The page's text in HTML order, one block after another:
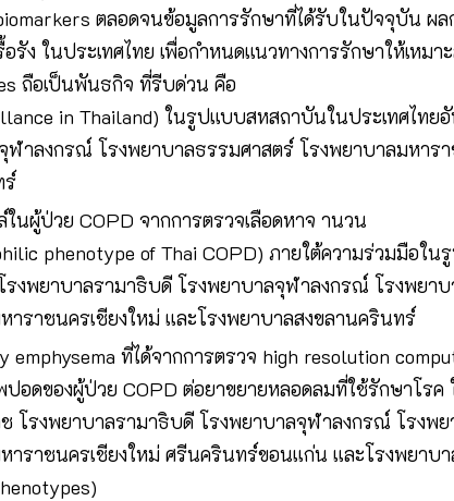
ตลอดจนข้อมูลการรักษาที่ได้รับในปัจจุบัน ผล
รัง ในประเทศไทย เพื่อกำหนดแนวทางการรักษาให้เหม
ถือเป็นพันธกิจ ที่รีบด่วน คือ
in Thailand) ในรูปแบบสหสถาบันในประเทศไทย
าลงกรณ์ โรงพยาบาลธรรมศาสตร์ โรงพยาบาลมหารา
ร์
ผู้ป่วย COPD จากการตรวจเลือดหาจ านวน
phenotype of Thai COPD) ภายใต้ความร่วมมือใ
งพยาบาลรามาธิบดี โรงพยาบาลจุฬาลงกรณ์ โรงพยา
ราชนครเชียงใหม่ และโรงพยาบาลสงขลานครินทร์
ที่ได้จากการตรวจ high resolution
อดของผู้ป่วย COPD ต่อยาขยายหลอดลมที่ใช้รักษาโร
โรงพยาบาลรามาธิบดี โรงพยาบาลจุฬาลงกรณ์ โรงพ
ราชนครเชียงใหม่ ศรีนครินทร์ขอนแก่น และโรงพยาบ